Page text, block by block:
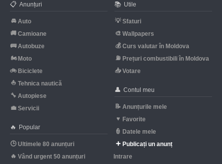
📋 Anunțuri
🚘 Auto
🚚 Camioane
🚌 Autobuze
🏍 Moto
🚲 Biciclete
⛵ Tehnica nautică
🔧 Autopiese
💼 Servicii
🔥 Popular
🕒 Ultimele 80 anunțuri
🔥 Vând urgent 50 anunțuri
📚 Utile
💡 Sfaturi
🎨 Wallpapers
💰 Curs valutar în Moldova
⛽ Prețuri combustibili în Moldova
📥 Votare
👤 Contul meu
📝 Anunțurile mele
♥ Favorite
👮 Datele mele
➕ Publicați un anunț
Intrare